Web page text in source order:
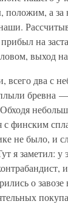
положим, а
на
выход
всего два с
бревна
с финским
не было, и
я заметил:
о